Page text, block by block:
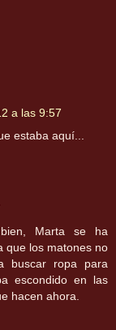
a las 9:57
estaba aquí...
Marta se ha
que los matones no
buscar ropa para
escondido en las
hacen ahora.